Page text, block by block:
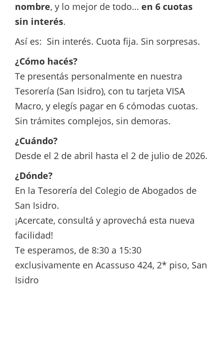
nombre, y lo mejor de todo… en 6 cuotas
sin interés.
Así es: Sin interés. Cuota fija. Sin sorpresas.
¿Cómo hacés?
Te presentás personalmente en nuestra
Tesorería (San Isidro), con tu tarjeta VISA
Macro, y elegís pagar en 6 cómodas cuotas.
Sin trámites complejos, sin demoras.
¿Cuándo?
Desde el 2 de abril hasta el 2 de julio de 2026.
¿Dónde?
En la Tesorería del Colegio de Abogados de
San Isidro.
¡Acercate, consultá y aprovechá esta nueva
facilidad!
Te esperamos, de 8:30 a 15:30
exclusivamente en Acassuso 424, 2* piso, San
Isidro